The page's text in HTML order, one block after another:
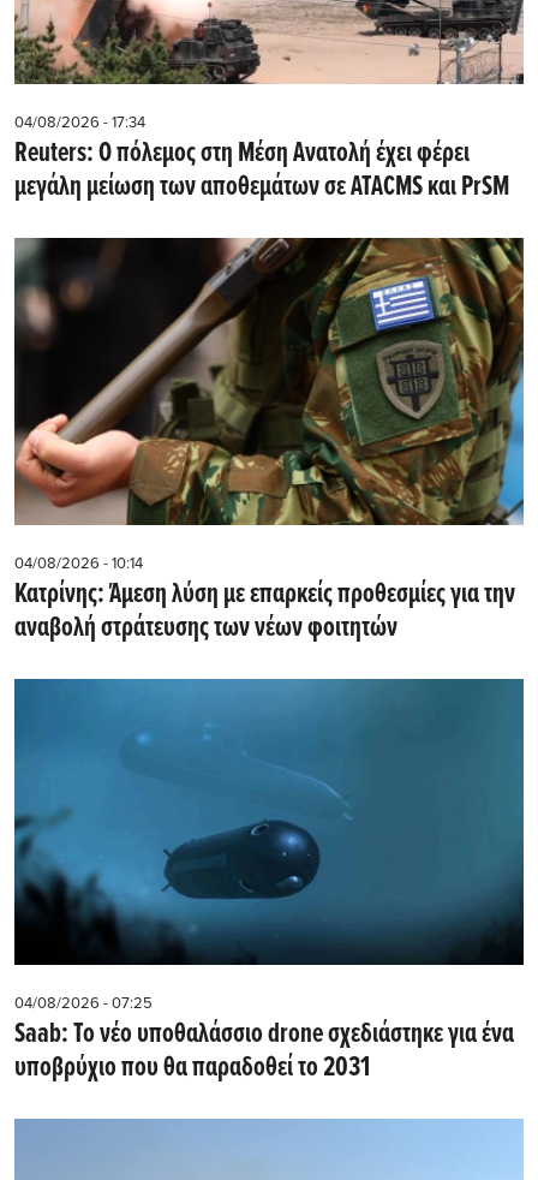
04/08/2026 - 17:34
Reuters: Ο πόλεμος στη Μέση Ανατολή έχει φέρει
μεγάλη μείωση των αποθεμάτων σε ATACMS και PrSM
04/08/2026 - 10:14
Κατρίνης: Άμεση λύση με επαρκείς προθεσμίες για την
αναβολή στράτευσης των νέων φοιτητών
04/08/2026 - 07:25
Saab: Το νέο υποθαλάσσιο drone σχεδιάστηκε για ένα
υποβρύχιο που θα παραδοθεί το 2031